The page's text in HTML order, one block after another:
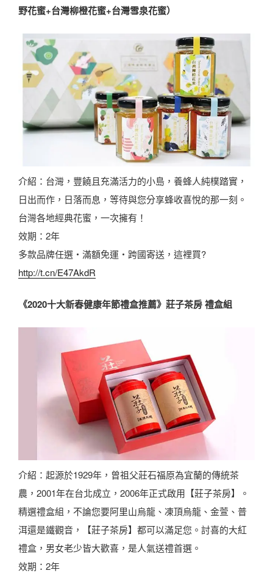
野花蜜+台灣柳橙花蜜+台灣雪泉花蜜）
介紹：台灣，豐饒且充滿活力的小島，養蜂人純樸踏實，
日出而作，日落而息，等待與您分享蜂收喜悅的那一刻。
台灣各地經典花蜜，一次擁有！
效期：2年
多款品牌任選・滿額免運・跨國寄送，這裡買?
http://t.cn/E47AkdR
《2020十大新春健康年節禮盒推薦》莊子茶房 禮盒組
介紹：起源於1929年，曾祖父莊石福原為宜蘭的傳統茶
農，2001年在台北成立，2006年正式啟用【莊子茶房】。
精選禮盒組，不論您要阿里山烏龍、凍頂烏龍、金萱、普
洱還是鐵觀音，【莊子茶房】都可以滿足您。討喜的大紅
禮盒，男女老少皆大歡喜，是人氣送禮首選。
效期：2年